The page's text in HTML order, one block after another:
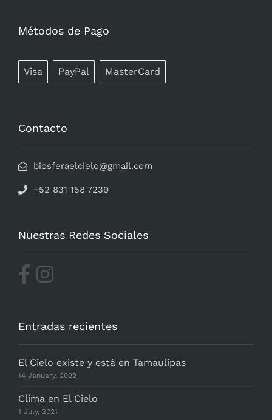
Métodos de Pago
Visa PayPal MasterCard
Contacto
biosferaelcielo@gmail.com
+52 831 158 7239
Nuestras Redes Sociales
Entradas recientes
El Cielo existe y está en Tamaulipas
14 January, 2022
Clima en El Cielo
1 July, 2021